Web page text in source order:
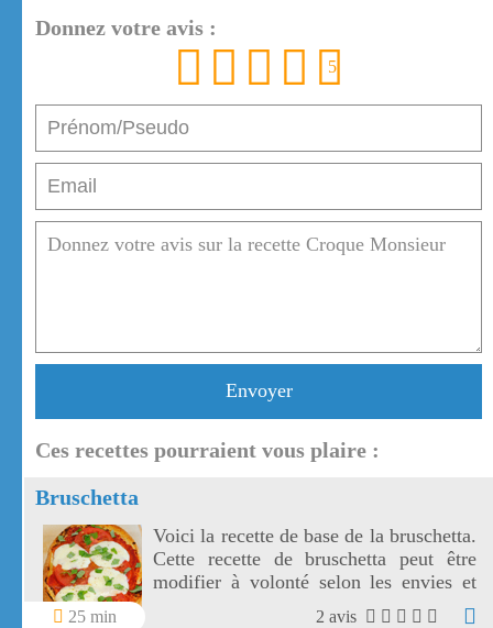
Donnez votre avis :
5
Envoyer
Ces recettes pourraient vous plaire :
Bruschetta
25 min
Voici la recette de base de la bruschetta.
Cette recette de bruschetta peut être
modifier à volonté selon les envies et
2 avis